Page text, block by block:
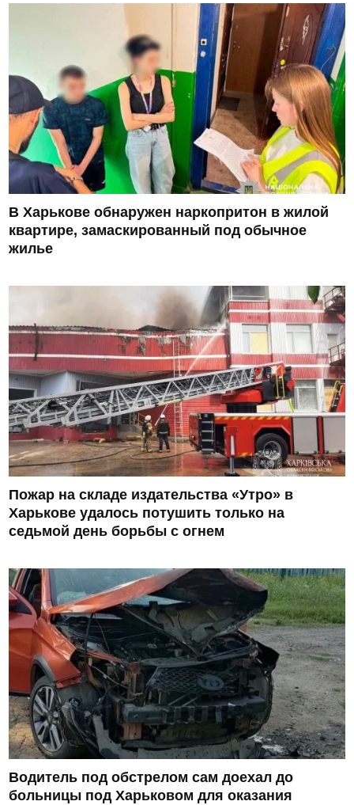
В Харькове обнаружен наркопритон в жилой
квартире, замаскированный под обычное
жилье
Пожар на складе издательства «Утро» в
Харькове удалось потушить только на
седьмой день борьбы с огнем
Водитель под обстрелом сам доехал до
больницы под Харьковом для оказания